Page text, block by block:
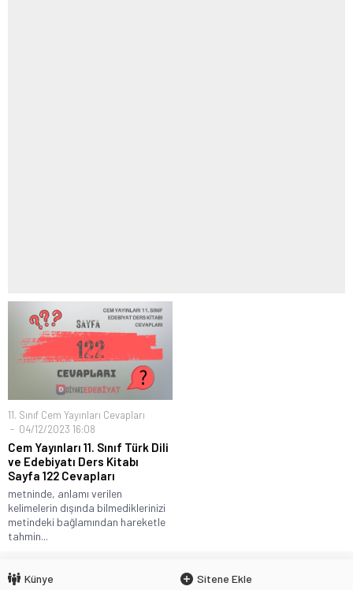
11. Sınıf Cem Yayınları Cevapları
04/12/2023 16:08
Cem Yayınları 11. Sınıf Türk Dili
ve Edebiyatı Ders Kitabı
Sayfa 122 Cevapları
metninde, anlamı verilen
kelimelerin dışında bilmediklerinizi
metindeki bağlamından hareketle
tahmin...
Künye Sitene Ekle